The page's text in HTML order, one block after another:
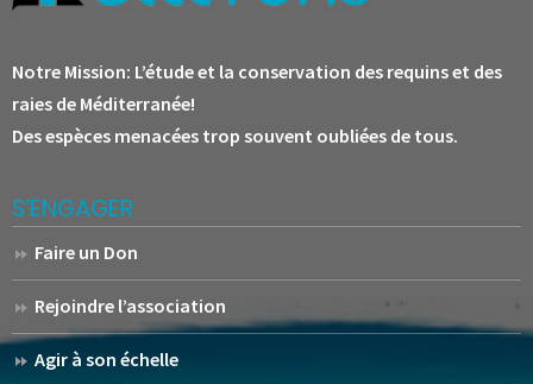
Notre Mission: L’étude et la conservation des requins et des
raies de Méditerranée!
Des espèces menacées trop souvent oubliées de tous.
S’ENGAGER
Faire un Don
Rejoindre l’association
Agir à son échelle